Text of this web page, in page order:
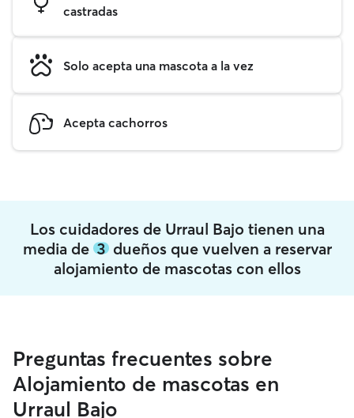
castradas
Solo acepta una mascota a la vez
Acepta cachorros
Los cuidadores de Urraul Bajo tienen una
media de 3dueños que vuelven a reservar
alojamiento de mascotas con ellos
Preguntas frecuentes sobre
Alojamiento de mascotas en
Urraul Bajo